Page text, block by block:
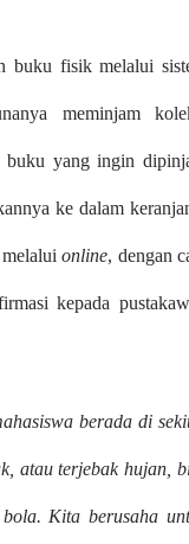
buku fisik melalui
meminjam
buku yang ingin
ke dalam
online, dengan
kepada
berada di
atau terjebak hujan,
Kita berusaha